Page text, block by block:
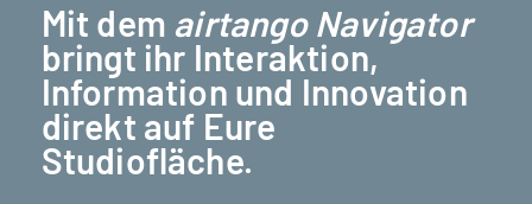
Mit dem airtango Navigator
bringt ihr Interaktion,
Information und Innovation
direkt auf Eure
Studiofläche.